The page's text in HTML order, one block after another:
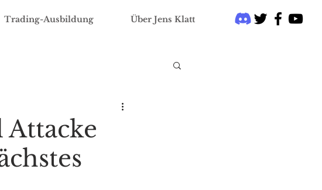
Trading-Ausbildung Über Jens Klatt
Attacke